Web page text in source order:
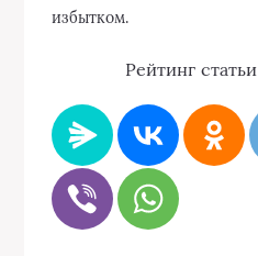
избытком.
Рейтинг статьи